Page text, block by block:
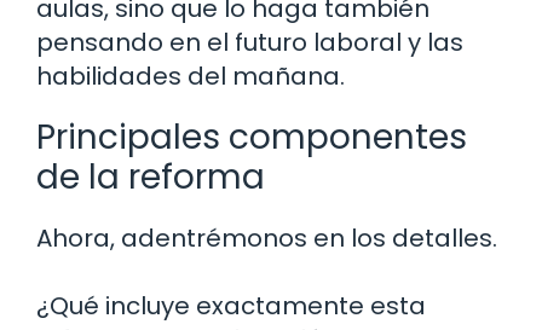
aulas, sino que lo haga también
pensando en el futuro laboral y las
habilidades del mañana.
Principales componentes
de la reforma
Ahora, adentrémonos en los detalles.
¿Qué incluye exactamente esta